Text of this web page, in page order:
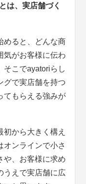
は、実店舗づく
めると、どんな商
気がお客様に伝わ
そこでayatoriらし
グで実店舗を持つ
てもらえる強みが
から大きく構え
オンラインで小さ
や、お客様に求め
うえで実店舗に広